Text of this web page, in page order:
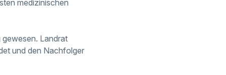
medizinischen
gewesen. Landrat
und den Nachfolger